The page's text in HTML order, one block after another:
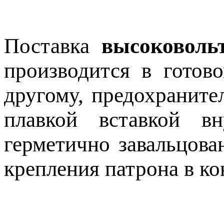
Поставка
производится в
другому,
плавкой вставкой
герметично
крепления патрона в